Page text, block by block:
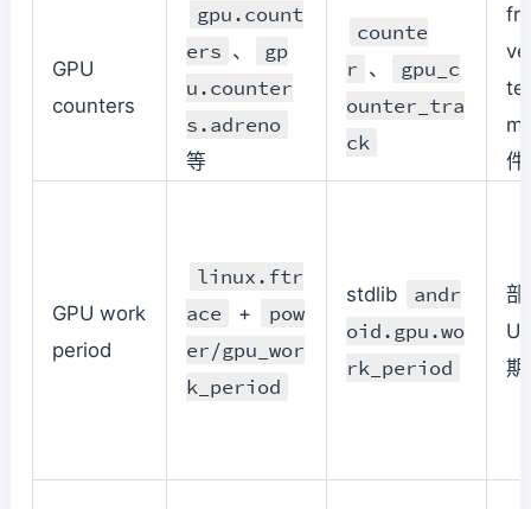
GPU
counters
gpu.count
ers 、
gp
u.counter
s.adreno
等
counte
r 、
gpu_c
ounter_tra
ck
件
GPU work
period
linux.ftr
ace
+
pow
er/gpu_wor
k_period
stdlib
andr
oid.gpu.wo
rk_period
部
期